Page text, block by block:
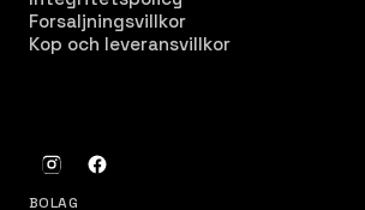
Forsaljningsvillkor
Kop och leveransvillkor
BOLAG